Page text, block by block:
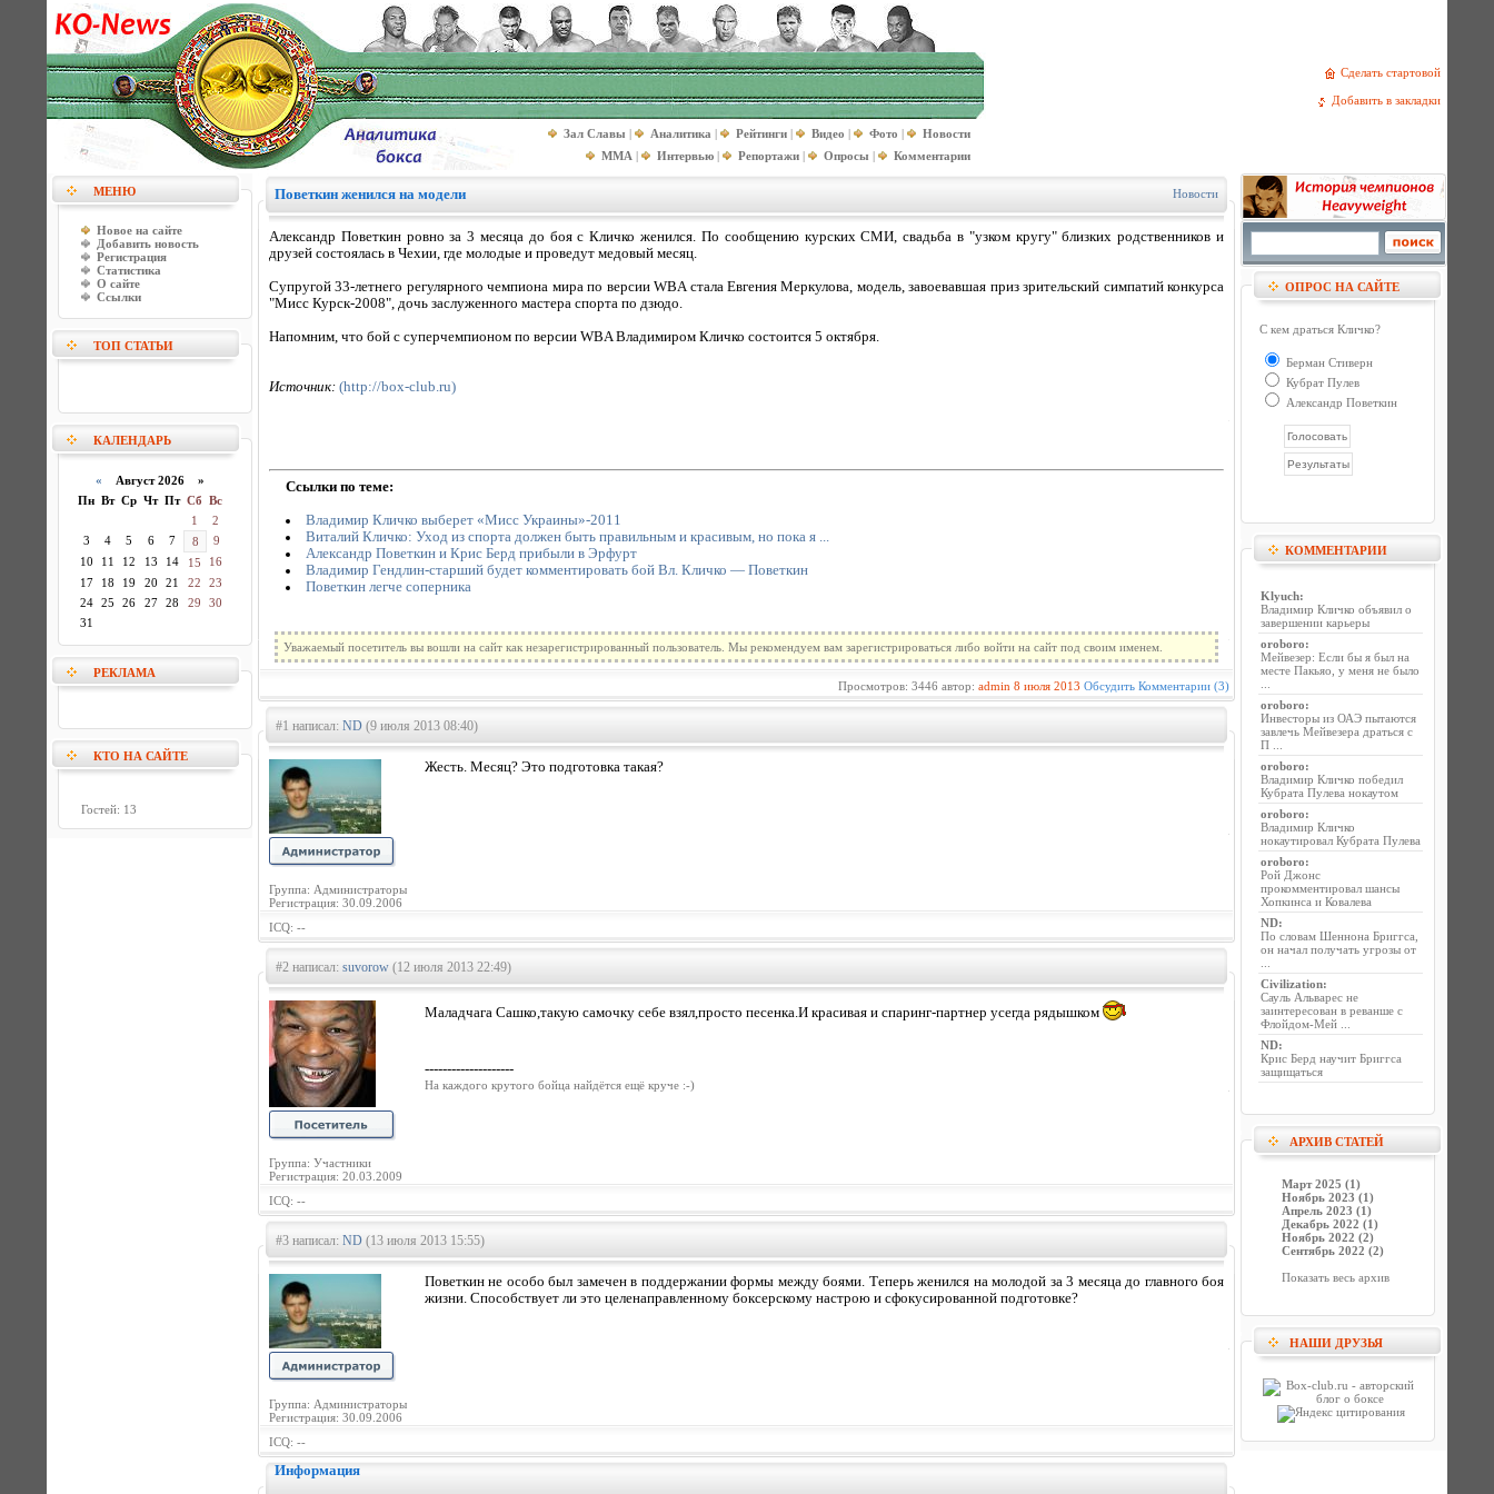
Сделать стартовой
Добавить в закладки
Зал Славы | Аналитика | Рейтинги | Видео | Фото |
Новости
MMA | Интервью | Репортажи | Опросы | Комментарии
МЕНЮ
Новое на сайте
Добавить новость
Регистрация
Статистика
О сайте
Ссылки
ТОП СТАТЬИ
КАЛЕНДАРЬ
« Август 2026 »
Пн Вт Ср Чт Пт Сб Вс
1
2
3
4 5 6 7 8
9
10
11 12 13 14 15
16
17
18 19 20 21 22
23
24
25 26 27 28 29
30
31
РЕКЛАМА
КТО НА САЙТЕ
Гостей: 13
Поветкин женился на модели Новости
Александр Поветкин ровно за 3 месяца до боя с Кличко женился. По сообщению курских СМИ, свадьба в "узком кругу" близких родственников и
друзей состоялась в Чехии, где молодые и проведут медовый месяц.
Супругой 33-летнего регулярного чемпиона мира по версии WBA стала Евгения Меркулова, модель, завоевавшая приз зрительский симпатий конкурса
"Мисс Курск-2008", дочь заслуженного мастера спорта по дзюдо.
Напомним, что бой с суперчемпионом по версии WBA Владимиром Кличко состоится 5 октября.
Источник: (http://box-club.ru)
Ссылки по теме:
Владимир Кличко выберет «Мисс Украины»-2011
Виталий Кличко: Уход из спорта должен быть правильным и красивым, но пока я ...
Александр Поветкин и Крис Берд прибыли в Эрфурт
Владимир Гендлин-старший будет комментировать бой Вл. Кличко — Поветкин
Поветкин легче соперника
Уважаемый посетитель вы вошли на сайт как незарегистрированный пользователь. Мы рекомендуем вам зарегистрироваться либо войти на сайт под своим именем.
Просмотров: 3446 автор: admin 8 июля 2013 Обсудить Комментарии (3)
#1 написал: ND (9 июля 2013 08:40)
Группа: Администраторы
Регистрация: 30.09.2006
Жесть. Месяц? Это подготовка такая?
ICQ: --
#2 написал: suvorow (12 июля 2013 22:49)
Группа: Участники
Регистрация: 20.03.2009
Маладчага Сашко,такую самочку себе взял,просто песенка.И красивая и спаринг-партнер усегда рядышком
--------------------
На каждого крутого бойца найдётся ещё круче :-)
ICQ: --
#3 написал: ND (13 июля 2013 15:55)
Группа: Администраторы
Регистрация: 30.09.2006
Поветкин не особо был замечен в поддержании формы между боями. Теперь женился на молодой за 3 месяца до главного боя
жизни. Способствует ли это целенаправленному боксерскому настрою и сфокусированной подготовке?
ICQ: --
Информация
ОПРОС НА САЙТЕ
С кем драться Кличко?
Берман Стиверн
Кубрат Пулев
Александр Поветкин
КОММЕНТАРИИ
Klyuch:
Владимир Кличко объявил о
завершении карьеры
oroboro:
Мейвезер: Если бы я был на
месте Пакьяо, у меня не было
oroboro:
Инвесторы из ОАЭ пытаются
завлечь Мейвезера драться с
П ...
oroboro:
Владимир Кличко победил
Кубрата Пулева нокаутом
oroboro:
Владимир Кличко
нокаутировал Кубрата Пулева
oroboro:
Рой Джонс
прокомментировал шансы
Хопкинса и Ковалева
ND:
По словам Шеннона Бриггса,
он начал получать угрозы от
Civilization:
Сауль Альварес не
заинтересован в реванше с
Флойдом-Мей ...
ND:
Крис Берд научит Бриггса
защищаться
АРХИВ СТАТЕЙ
Март 2025 (1)
Ноябрь 2023 (1)
Апрель 2023 (1)
Декабрь 2022 (1)
Ноябрь 2022 (2)
Сентябрь 2022 (2)
Показать весь архив
НАШИ ДРУЗЬЯ